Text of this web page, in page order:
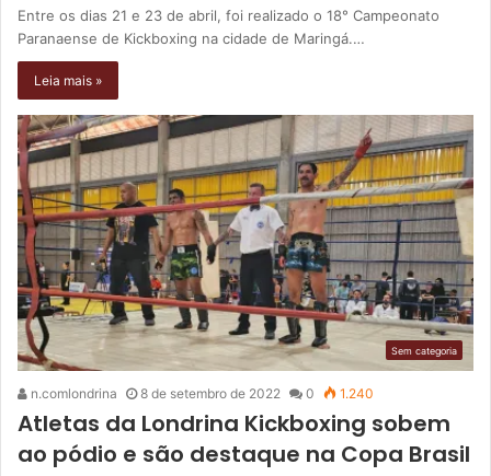
Entre os dias 21 e 23 de abril, foi realizado o 18° Campeonato
Paranaense de Kickboxing na cidade de Maringá.…
Leia mais »
Sem categoria
n.comlondrina 8 de setembro de 2022 0 1.240
Atletas da Londrina Kickboxing sobem
ao pódio e são destaque na Copa Brasil